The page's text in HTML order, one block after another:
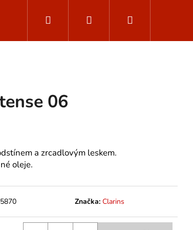
vody Muži - ClarinsMen
Hledat PřihlášeníNákupní
06
a zrcadlovým leskem.
oleje.
Značka: Clarins